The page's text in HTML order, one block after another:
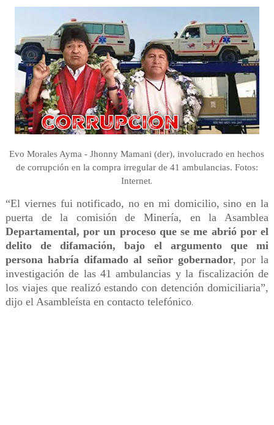
Evo Morales Ayma - Jhonny Mamani (der), involucrado en hechos
de corrupción en la compra irregular de 41 ambulancias. Fotos:
Internet.
“El viernes fui notificado, no en mi domicilio, sino en la
puerta de la comisión de Minería, en la Asamblea
Departamental, por un proceso que se me abrió por el
delito de difamación, bajo el argumento que mi
persona habría difamado al señor gobernador, por la
investigación de las 41 ambulancias y la fiscalización de
los viajes que realizó estando con detención domiciliaria”,
dijo el Asambleísta en contacto telefónico.